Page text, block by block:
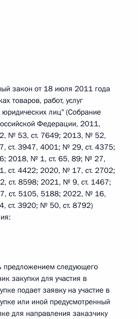
закон от 18 июля 2011 года
товаров, работ, услуг
лиц" (Собрание
Федерации, 2011,
№ 53, ст. 7649; 2013, № 52,
ст. 3947, 4001; № 29, ст. 4375;
2018, № 1, ст. 65, 89; № 27,
ст. 4422; 2020, № 17, ст. 2702;
ст. 8598; 2021, № 9, ст. 1467;
ст. 5105, 5188; 2022, № 16,
ст. 3920; № 50, ст. 8792)
предложением следующего
закупки для участия в
подает заявку на участие в
или иной предусмотренный
для направления заказчику